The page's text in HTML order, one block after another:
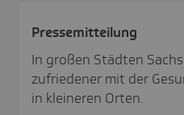
Pres­se­mit­tei­lung
In großen Städten
zufriedener mit der
in kleineren Orten.